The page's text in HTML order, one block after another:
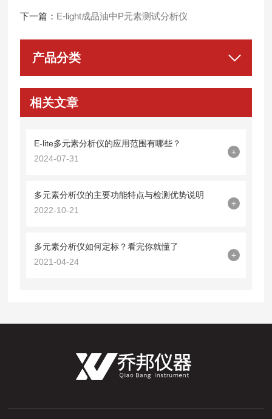
下一篇： E-light成品油中P元素测试分析仪
产品分类
相关文章
E-lite多元素分析仪的应用范围有哪些？
2024-07-31
+
多元素分析仪的主要功能特点与检测优势说明
2022-10-21
+
多元素分析仪如何定标？看完你就懂了
2021-04-24
+